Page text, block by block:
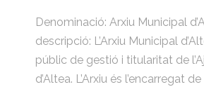
Denominació: Arxiu Municipal
descripció: L’Arxiu Municipal
públic de gestió i titularitat de
d’Altea. L’Arxiu és l’encarregat de